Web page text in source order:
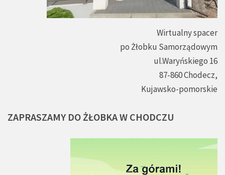
Wirtualny spacer
po Żłobku Samorządowym
ul.Waryńskiego 16
87-860 Chodecz,
Kujawsko-pomorskie
ZAPRASZAMY DO ŻŁOBKAW CHODCZU